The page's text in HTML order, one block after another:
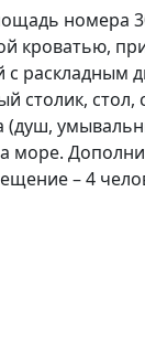
номера
кроватью,
с раскладным
столик, стол,
море.
– 4